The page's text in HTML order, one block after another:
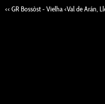
<< GR Bossòst - Vielha <Val de Arán,